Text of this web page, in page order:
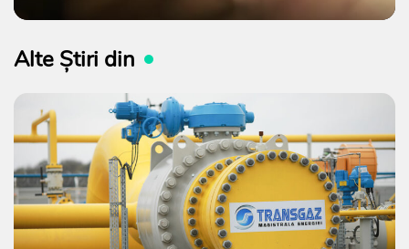
Alte Știri din